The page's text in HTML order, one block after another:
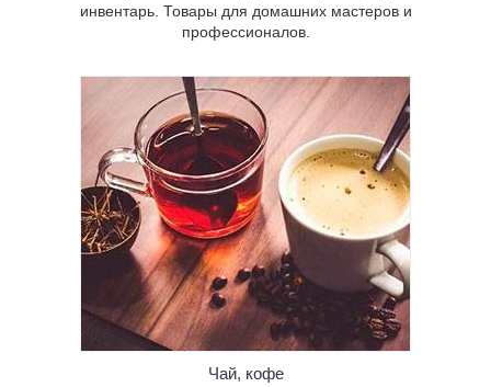
инвентарь. Товары для домашних мастеров и
профессионалов.
Чай, кофе
Уникальная продукция, которая сделает
вашу интимную жизнь более яркой и
разнообразной: возбуждающие
средства и натуральные препараты для